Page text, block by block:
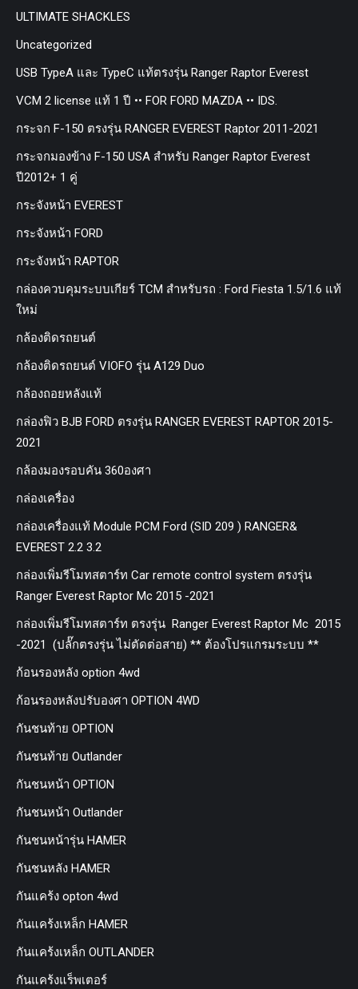
ULTIMATE SHACKLES
Uncategorized
USB TypeA และ TypeC แท้ตรงรุ่น Ranger Raptor Everest
VCM 2 license แท้ 1 ปี •• FOR FORD MAZDA •• IDS.
กระจก F-150 ตรงรุ่น RANGER EVEREST Raptor 2011-2021
กระจกมองข้าง F-150 USA สำหรับ Ranger Raptor Everest
ปี2012+ 1 คู่
กระจังหน้า EVEREST
กระจังหน้า FORD
กระจังหน้า RAPTOR
กล่องควบคุมระบบเกียร์ TCM สำหรับรถ : Ford Fiesta 1.5/1.6 แท้
ใหม่
กล้องติดรถยนต์
กล้องติดรถยนต์ VIOFO รุ่น A129 Duo
กล้องถอยหลังแท้
กล่องฟิว BJB FORD ตรงรุ่น RANGER EVEREST RAPTOR 2015-
2021
กล้องมองรอบคัน 360องศา
กล่องเครื่อง
กล่องเครื่องแท้ Module PCM Ford (SID 209 ) RANGER&
EVEREST 2.2 3.2
กล่องเพิ่มรีโมทสตาร์ท Car remote control system ตรงรุ่น
Ranger Everest Raptor Mc 2015 -2021
กล่องเพิ่มรีโมทสตาร์ท ตรงรุ่น Ranger Everest Raptor Mc 2015
-2021 (ปลั๊กตรงรุ่น ไม่ตัดต่อสาย) ** ต้องโปรแกรมระบบ **
ก้อนรองหลัง option 4wd
ก้อนรองหลังปรับองศา OPTION 4WD
กันชนท้าย OPTION
กันชนท้าย Outlander
กันชนหน้า OPTION
กันชนหน้า Outlander
กันชนหน้ารุ่น HAMER
กันชนหลัง HAMER
กันแคร้ง opton 4wd
กันแคร้งเหล็ก HAMER
กันแคร้งเหล็ก OUTLANDER
กันแคร้งแร็พเตอร์